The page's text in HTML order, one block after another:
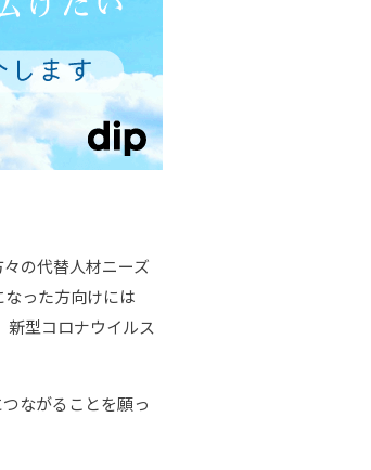
の代替人材ニーズ
った方向けには
新型コロナウイルス
ながることを願っ